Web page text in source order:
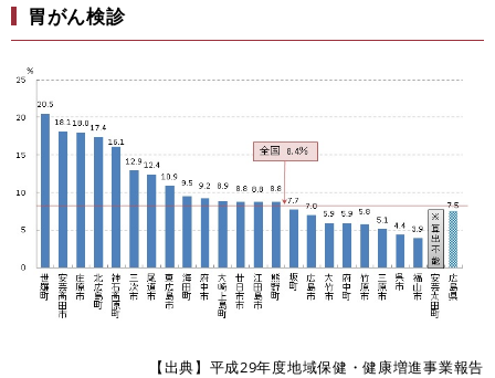
胃がん検診
【出典】平成29年度地域保健・健康増進事業報告